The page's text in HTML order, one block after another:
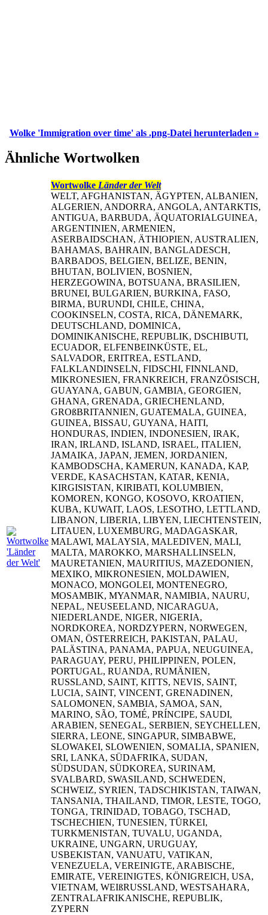
Wolke 'Immigration over time' als .png-Datei herunterladen »
Ähnliche Wortwolken
Wortwolke Länder der Welt
WELT, AFGHANISTAN, ÄGYPTEN, ALBANIEN,
ALGERIEN, ANDORRA, ANGOLA, ANTARKTIS,
ANTIGUA, BARBUDA, ÄQUATORIALGUINEA,
ARGENTINIEN, ARMENIEN,
ASERBAIDSCHAN, ÄTHIOPIEN, AUSTRALIEN,
BAHAMAS, BAHRAIN, BANGLADESCH,
BARBADOS, BELGIEN, BELIZE, BENIN,
BHUTAN, BOLIVIEN, BOSNIEN,
HERZEGOWINA, BOTSUANA, BRASILIEN,
BRUNEI, BULGARIEN, BURKINA, FASO,
BIRMA, BURUNDI, CHILE, CHINA,
COOKINSELN, COSTA, RICA, DÄNEMARK,
DEUTSCHLAND, DOMINICA,
DOMINIKANISCHE, REPUBLIK, DSCHIBUTI,
ECUADOR, ELFENBEINKÜSTE, EL,
SALVADOR, ERITREA, ESTLAND,
FALKLANDINSELN, FIDSCHI, FINNLAND,
MIKRONESIEN, FRANKREICH, FRANZÖSISCH,
GUAYANA, GABUN, GAMBIA, GEORGIEN,
GHANA, GRENADA, GRIECHENLAND,
GROßBRITANNIEN, GUATEMALA, GUINEA,
GUINEA, BISSAU, GUYANA, HAITI,
HONDURAS, INDIEN, INDONESIEN, IRAK,
IRAN, IRLAND, ISLAND, ISRAEL, ITALIEN,
JAMAIKA, JAPAN, JEMEN, JORDANIEN,
KAMBODSCHA, KAMERUN, KANADA, KAP,
VERDE, KASACHSTAN, KATAR, KENIA,
KIRGISISTAN, KIRIBATI, KOLUMBIEN,
KOMOREN, KONGO, KOSOVO, KROATIEN,
KUBA, KUWAIT, LAOS, LESOTHO, LETTLAND,
LIBANON, LIBERIA, LIBYEN, LIECHTENSTEIN,
LITAUEN, LUXEMBURG, MADAGASKAR,
MALAWI, MALAYSIA, MALEDIVEN, MALI,
MALTA, MAROKKO, MARSHALLINSELN,
MAURETANIEN, MAURITIUS, MAZEDONIEN,
MEXIKO, MIKRONESIEN, MOLDAWIEN,
MONACO, MONGOLEI, MONTENEGRO,
MOSAMBIK, MYANMAR, NAMIBIA, NAURU,
NEPAL, NEUSEELAND, NICARAGUA,
NIEDERLANDE, NIGER, NIGERIA,
NORDKOREA, NORDZYPERN, NORWEGEN,
OMAN, ÖSTERREICH, PAKISTAN, PALAU,
PALÄSTINA, PANAMA, PAPUA, NEUGUINEA,
PARAGUAY, PERU, PHILIPPINEN, POLEN,
PORTUGAL, RUANDA, RUMÄNIEN,
RUSSLAND, SAINT, KITTS, NEVIS, SAINT,
LUCIA, SAINT, VINCENT, GRENADINEN,
SALOMONEN, SAMBIA, SAMOA, SAN,
MARINO, SÃO, TOMÉ, PRÍNCIPE, SAUDI,
ARABIEN, SENEGAL, SERBIEN, SEYCHELLEN,
SIERRA, LEONE, SINGAPUR, SIMBABWE,
SLOWAKEI, SLOWENIEN, SOMALIA, SPANIEN,
SRI, LANKA, SÜDAFRIKA, SUDAN,
SÜDSUDAN, SÜDKOREA, SURINAM,
SVALBARD, SWASILAND, SCHWEDEN,
SCHWEIZ, SYRIEN, TADSCHIKISTAN, TAIWAN,
TANSANIA, THAILAND, TIMOR, LESTE, TOGO,
TONGA, TRINIDAD, TOBAGO, TSCHAD,
TSCHECHIEN, TUNESIEN, TÜRKEI,
TURKMENISTAN, TUVALU, UGANDA,
UKRAINE, UNGARN, URUGUAY,
USBEKISTAN, VANUATU, VATIKAN,
VENEZUELA, VEREINIGTE, ARABISCHE,
EMIRATE, VEREINIGTES, KÖNIGREICH, USA,
VIETNAM, WEIßRUSSLAND, WESTSAHARA,
ZENTRALAFRIKANISCHE, REPUBLIK,
ZYPERN